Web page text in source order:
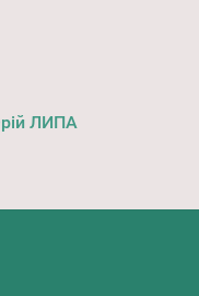
ЛИПА